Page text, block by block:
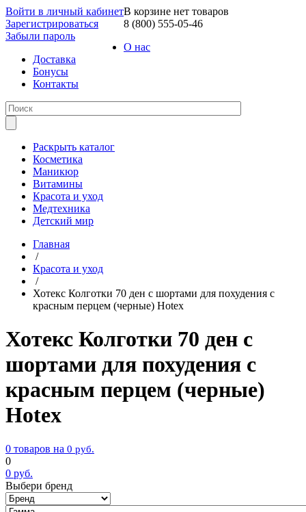
Войти в личный кабинет
Зарегистрироваться
Забыли пароль
В корзине нет товаров
8 (800) 555-05-46
О нас
Доставка
Бонусы
Контакты
Раскрыть каталог
Косметика
Маникюр
Витамины
Красота и уход
Медтехника
Детский мир
Главная
/
Красота и уход
/
Хотекс Колготки 70 ден с шортами для похудения с
красным перцем (черные) Hotex
Хотекс Колготки 70 ден с
шортами для похудения с
красным перцем (черные)
Hotex
0 товаров на 0 руб.
0
0 руб.
Выбери бренд